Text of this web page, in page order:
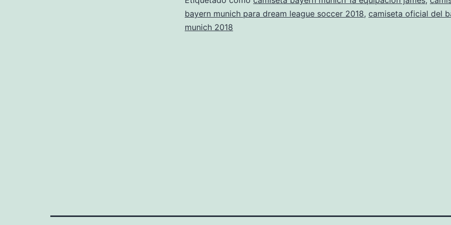
bayern munich para dream league soccer 2018, camiseta oficial del
munich 2018